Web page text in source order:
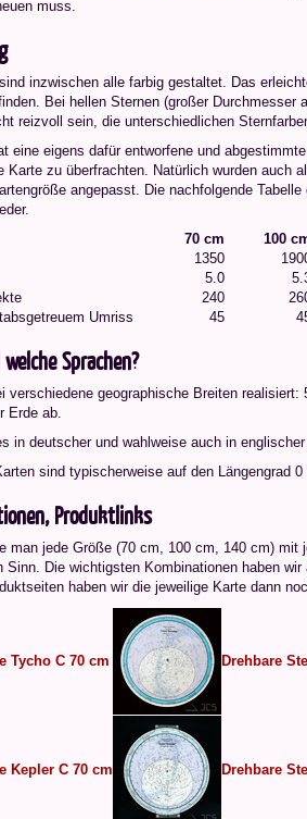
muss.
inzwischen alle farbig gestaltet. Das
Bei hellen Sternen (großer
reizvoll sein, die unterschiedlichen
eine eigens dafür entworfene und
Karte zu überfrachten. Natürlich wurden auch
angepasst. Die nachfolgende
70 cm 100
1350
5.0
240
Umriss
45
Sprachen?
verschiedene geographische Breiten
Erde ab.
in deutscher und wahlweise auch in
sind typischerweise auf den Längengrad
Produktlinks
man jede Größe (70 cm, 100 cm, 140 cm) mit
Sinn. Die wichtigsten Kombinationen haben
haben wir die jeweilige Karte dann
Tycho C 70 cm Drehbare
Kepler C 70 cm Drehbare